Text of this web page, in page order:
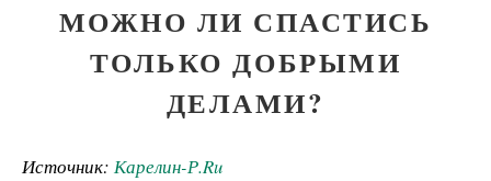
МОЖНО ЛИ СПАСТИСЬ
ТОЛЬКО ДОБРЫМИ
ДЕЛАМИ?
Источник: Карелин-Р.Ru